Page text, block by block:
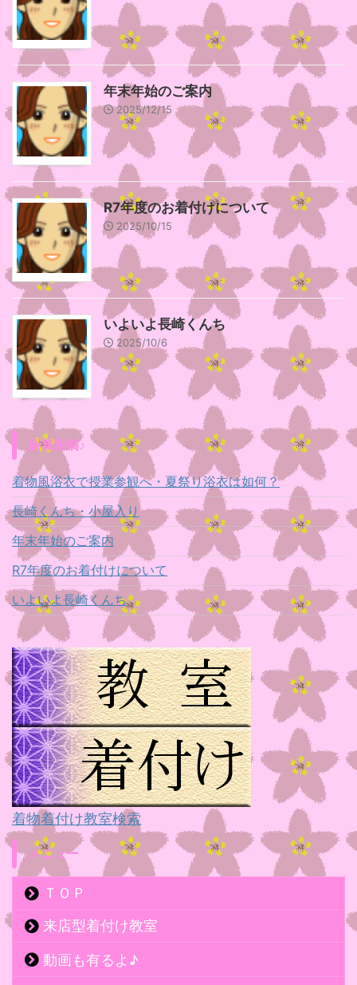
年末年始のご案内
2025/12/15
R7年度のお着付けについて
2025/10/15
いよいよ長崎くんち
2025/10/6
新着投稿♪
着物風浴衣で授業参観へ・夏祭り浴衣は如何？
長崎くんち・小屋入り
年末年始のご案内
R7年度のお着付けについて
いよいよ長崎くんち
着物着付け教室検索
メニュー
ＴＯＰ
来店型着付け教室
動画も有るよ♪